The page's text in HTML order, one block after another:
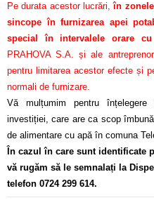
Pe durata acestor lucrări,în
sincope în furnizarea apei
special în intervalele orare
PRAHOVA S.A. și ale
pentru limitarea acestor efecte și
normali de furnizare.
Vă mulțumim pentru
investiției, care are ca scop
de alimentare cu apă în comuna
În cazul în care sunt identificate
vă rugăm să le semnalați la
telefon 0724 299 614.